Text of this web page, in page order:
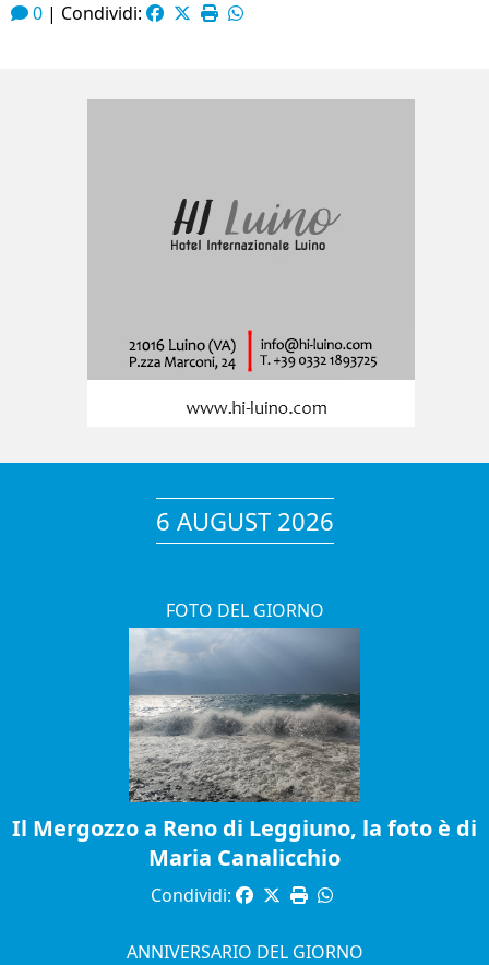
0 | Condividi:
6 AUGUST 2026
FOTO DEL GIORNO
Il Mergozzo a Reno di Leggiuno, la foto è di
Maria Canalicchio
Condividi:
ANNIVERSARIO DEL GIORNO